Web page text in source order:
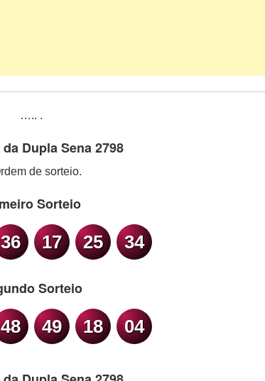
….. .
Dupla Sena 2798
de sorteio.
Sorteio
36 17 25 34
Sorteio
48 49 18 04